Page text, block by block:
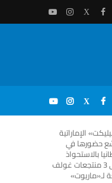
الإماراتية
حضورها في
بالاستحواذ
على 3 منتجعات غولف
لـ«ماريوت»